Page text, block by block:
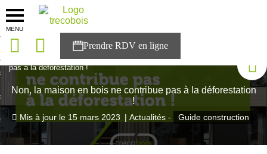
MENU
solutions
Trecobois
pas à la déforestation !
Non, la maison en bois ne contribue pas à la déforestation
!
Mis à jour le 15 mars 2023 |Actualités - Guide construction